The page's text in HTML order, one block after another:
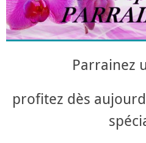
Parrainez
profitez dès